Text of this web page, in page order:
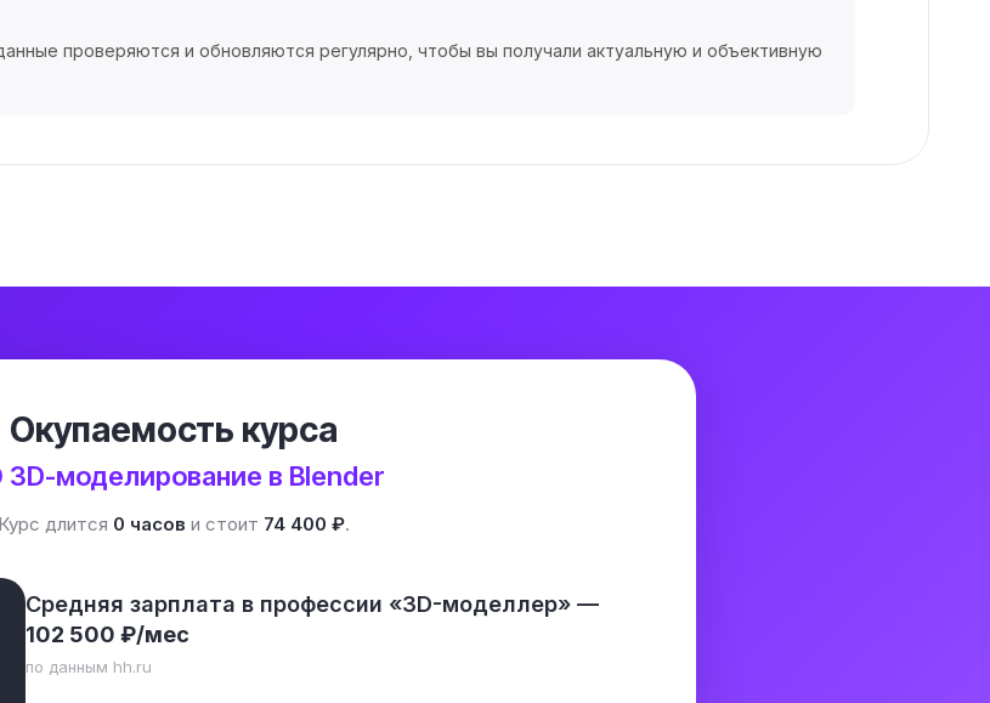
проверяются и обновляются регулярно, чтобы вы получали актуальную и объективную
Окупаемость курса
моделирование в Blender
Курс длится 0 часов и стоит 74 400 ₽.
Средняя зарплата в профессии «3D-моделлер» —
102 500 ₽/мес
по данным hh.ru